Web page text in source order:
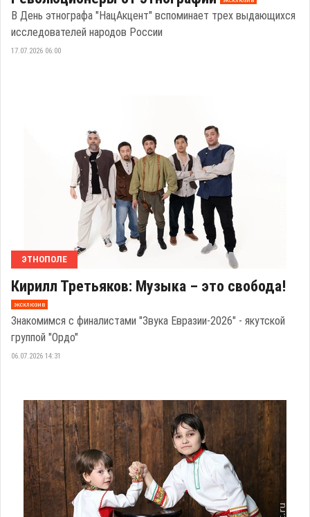
В День этнографа "НацАкцент" вспоминает трех выдающихся
исследователей народов России
17.07.2026 06:00
ЭТНОПОЛЕ
Кирилл Третьяков: Музыка – это свобода!
эксклюзив
Знакомимся с финалистами "Звука Евразии-2026" - якутской
группой "Ордо"
06.07.2026 14:31